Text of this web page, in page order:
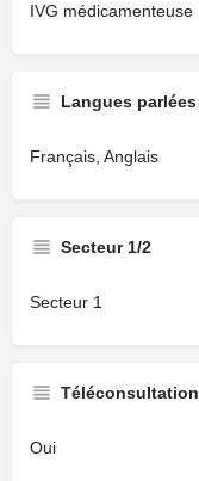
IVG médicamenteuse
Langues parlées
Français, Anglais
Secteur 1/2
Secteur 1
Téléconsultation
Oui